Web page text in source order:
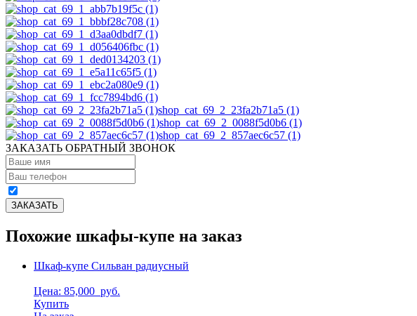
shop_cat_69_2_23fa2b71a5 (1)
shop_cat_69_2_0088f5d0b6 (1)
shop_cat_69_2_857aec6c57 (1)
ЗАКАЗАТЬ ОБРАТНЫЙ ЗВОНОК
Похожие шкафы-купе на заказ
Шкаф-купе Сильван радиусный
Цена: 85,000 руб.
Купить